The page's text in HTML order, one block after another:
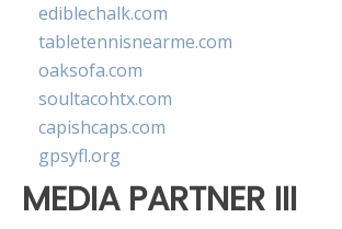
ediblechalk.com
tabletennisnearme.com
oaksofa.com
soultacohtx.com
capishcaps.com
gpsyfl.org
MEDIA PARTNER III